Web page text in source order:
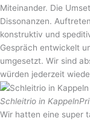
Miteinander. Die
Dissonanzen.
konstruktiv und
Gespräch entwickelt
umgesetzt. Wir sind
würden jederzeit
Schleitrio in Kappeln
Wir hatten eine super